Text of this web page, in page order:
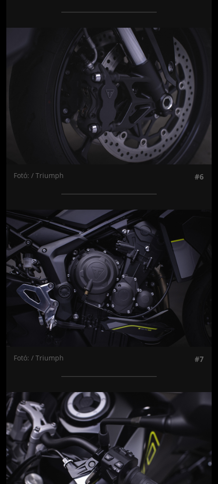
Jön még kép!
Fotó: / Triumph #6
Jön még kép!
Fotó: / Triumph #7
Jön még kép!